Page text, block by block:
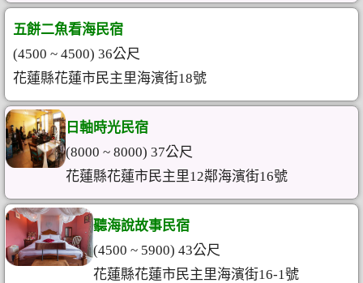
五餅二魚看海民宿
(4500 ~ 4500) 36公尺
花蓮縣花蓮市民主里海濱街18號
日軸時光民宿
(8000 ~ 8000) 37公尺
花蓮縣花蓮市民主里12鄰海濱街16號
聽海說故事民宿
(4500 ~ 5900) 43公尺
花蓮縣花蓮市民主里海濱街16-1號